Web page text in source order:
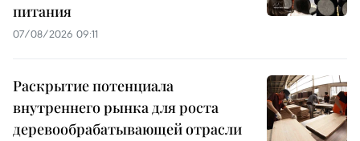
питания
07/08/2026 09:11
Раскрытие потенциала
внутреннего рынка для роста
деревообрабатывающей отрасли